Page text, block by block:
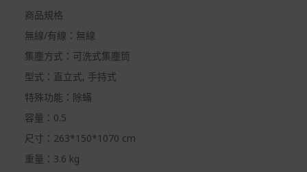
商品規格
無線/有線：無線
集塵方式：可洗式集塵筒
型式：直立式, 手持式
特殊功能：除蟎
容量：0.5
尺寸：263*150*1070 cm
重量：3.6 kg